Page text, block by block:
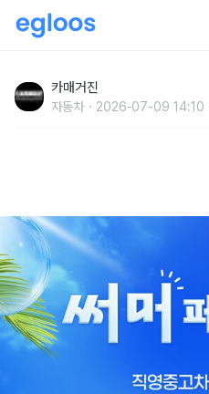
최대 350만원 할인
카매거진
자동차 2026-07-09 14:10